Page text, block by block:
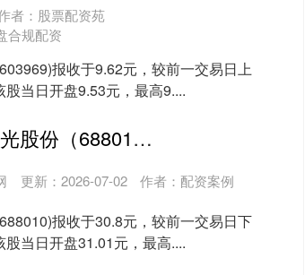
者：股票配资苑
合规配资
报收于9.62元，较前一交易日上
当日开盘9.53元，最高9....
正规的股票场外配资平台 福光股份（688010）披露拟转让子公司51%股权，12月19日股价下跌2.35%
更新：2026-07-02 作者：配资案例
报收于30.8元，较前一交易日下
当日开盘31.01元，最高....